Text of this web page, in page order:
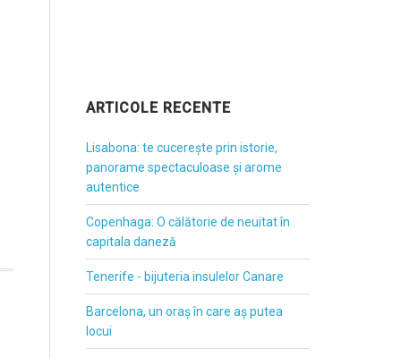
ARTICOLE RECENTE
Lisabona: te cucerește prin istorie,
panorame spectaculoase și arome
autentice
Copenhaga: O călătorie de neuitat în
capitala daneză
Tenerife - bijuteria insulelor Canare
Barcelona, un oraș în care aș putea
locui